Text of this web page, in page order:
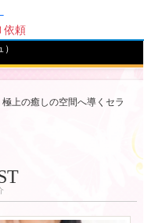
依頼